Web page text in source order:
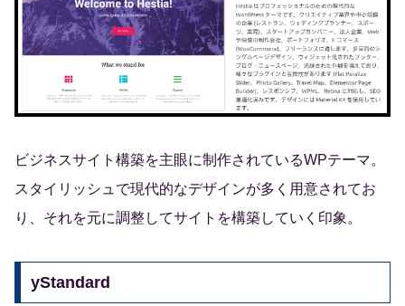
ビジネスサイト構築を主眼に制作されているWPテーマ。
スタイリッシュで現代的なデザインが多く用意されてお
り、それを元に調整してサイトを構築していく印象。
yStandard